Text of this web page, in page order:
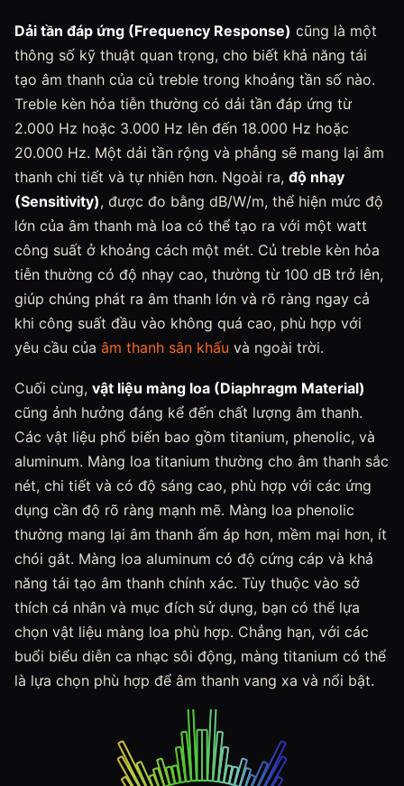
Dải tần đáp ứng (Frequency Response) cũng là một
thông số kỹ thuật quan trọng, cho biết khả năng tái
tạo âm thanh của củ treble trong khoảng tần số nào.
Treble kèn hỏa tiễn thường có dải tần đáp ứng từ
2.000 Hz hoặc 3.000 Hz lên đến 18.000 Hz hoặc
20.000 Hz. Một dải tần rộng và phẳng sẽ mang lại âm
thanh chi tiết và tự nhiên hơn. Ngoài ra, độ nhạy
(Sensitivity), được đo bằng dB/W/m, thể hiện mức độ
lớn của âm thanh mà loa có thể tạo ra với một watt
công suất ở khoảng cách một mét. Củ treble kèn hỏa
tiễn thường có độ nhạy cao, thường từ 100 dB trở lên,
giúp chúng phát ra âm thanh lớn và rõ ràng ngay cả
khi công suất đầu vào không quá cao, phù hợp với
yêu cầu của âm thanh sân khấu và ngoài trời.
Cuối cùng, vật liệu màng loa (Diaphragm Material)
cũng ảnh hưởng đáng kể đến chất lượng âm thanh.
Các vật liệu phổ biến bao gồm titanium, phenolic, và
aluminum. Màng loa titanium thường cho âm thanh sắc
nét, chi tiết và có độ sáng cao, phù hợp với các ứng
dụng cần độ rõ ràng mạnh mẽ. Màng loa phenolic
thường mang lại âm thanh ấm áp hơn, mềm mại hơn, ít
chói gắt. Màng loa aluminum có độ cứng cáp và khả
năng tái tạo âm thanh chính xác. Tùy thuộc vào sở
thích cá nhân và mục đích sử dụng, bạn có thể lựa
chọn vật liệu màng loa phù hợp. Chẳng hạn, với các
buổi biểu diễn ca nhạc sôi động, màng titanium có thể
là lựa chọn phù hợp để âm thanh vang xa và nổi bật.